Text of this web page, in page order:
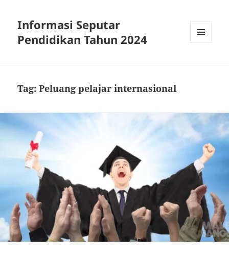
Informasi Seputar
Pendidikan Tahun 2024
Tag:Peluang pelajar internasional